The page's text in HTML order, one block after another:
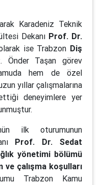
Karadeniz Teknik
Dekanı Prof. Dr.
ise Trabzon Diş
Önder Taşan görev
hem de özel
yıllar çalışmalarına
deneyimlere yer
ilk oturumunun
Prof. Dr. Sedat
yönetimi bölümü
ve çalışma koşulları
Trabzon Kamu